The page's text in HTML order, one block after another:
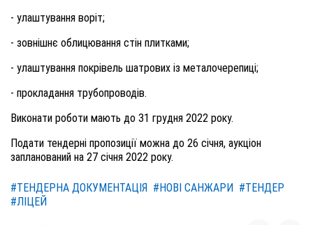
- улаштування воріт;
- зовнішнє облицювання стін плитками;
- улаштування покрівель шатрових із металочерепиці;
- прокладання трубопроводів.
Виконати роботи мають до 31 грудня 2022 року.
Подати тендерні пропозиції можна до 26 січня, аукціон
запланований на 27 січня 2022 року.
#ТЕНДЕРНА ДОКУМЕНТАЦІЯ #НОВІ САНЖАРИ #ТЕНДЕР
#ЛІЦЕЙ